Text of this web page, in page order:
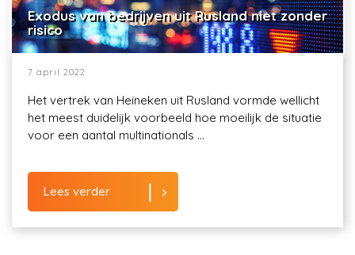
Exodus van bedrijven uit Rusland niet zonder
risico
7 april 2022
Het vertrek van Heineken uit Rusland vormde wellicht
het meest duidelijk voorbeeld hoe moeilijk de situatie
voor een aantal multinationals ...
Lees verder